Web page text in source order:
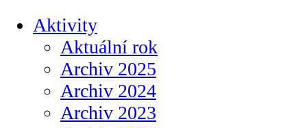
Aktivity
Aktuální rok
Archiv 2025
Archiv 2024
Archiv 2023